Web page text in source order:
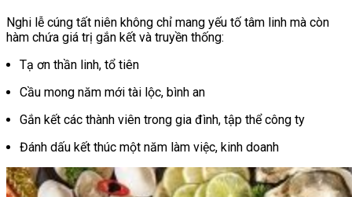
Nghi lễ cúng tất niên không chỉ mang yếu tố tâm linh mà còn
hàm chứa giá trị gắn kết và truyền thống:
Tạ ơn thần linh, tổ tiên
Cầu mong năm mới tài lộc, bình an
Gắn kết các thành viên trong gia đình, tập thể công ty
Đánh dấu kết thúc một năm làm việc, kinh doanh